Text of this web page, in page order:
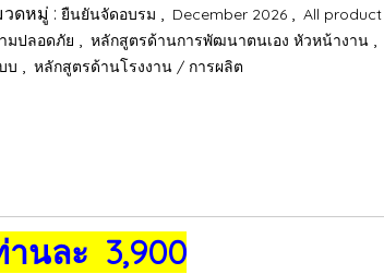
ดหมู่ : ยืนยันจัดอบรม December 2026 All product
มปลอดภัย
หลักสูตรด้านการพัฒนาตนเอง หัวหน้างาน
บ
หลักสูตรด้านโรงงาน / การผลิต
นละ 3,900